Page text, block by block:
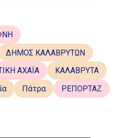
ΔΗΜΟΣ ΚΑΛΑΒΡΥΤΩΝ
ΑΧΑΪΑ
ΚΑΛΑΒΡΥΤΑ
Πάτρα
ΡΕΠΟΡΤΑΖ